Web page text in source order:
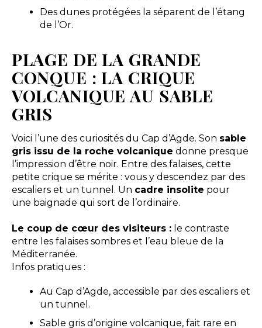
Des dunes protégées la séparent de l’étang
de l’Or.
PLAGE DE LA GRANDE
CONQUE : LA CRIQUE
VOLCANIQUE AU SABLE
GRIS
Voici l’une des curiosités du Cap d’Agde. Son sable
gris issu de la roche volcanique donne presque
l’impression d’être noir. Entre des falaises, cette
petite crique se mérite : vous y descendez par des
escaliers et un tunnel. Un cadre insolite pour
une baignade qui sort de l’ordinaire.
Le coup de cœur des visiteurs :le contraste
entre les falaises sombres et l’eau bleue de la
Méditerranée.
Infos pratiques :
Au Cap d’Agde, accessible par des escaliers et
un tunnel.
Sable gris d’origine volcanique, fait rare en